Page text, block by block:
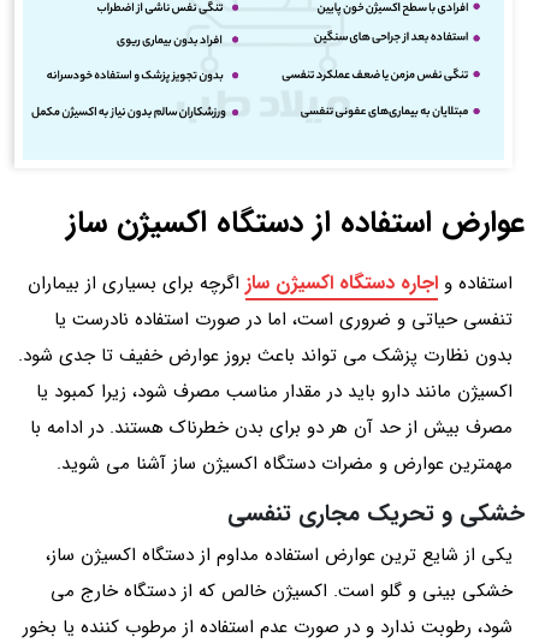
عوارض استفاده از دستگاه اکسیژن‌ ساز
استفاده و اجاره دستگاه اکسیژن‌ ساز اگرچه برای بسیاری از بیماران
تنفسی حیاتی و ضروری است، اما در صورت استفاده نادرست یا
بدون نظارت پزشک می‌ تواند باعث بروز عوارض خفیف تا جدی شود.
اکسیژن مانند دارو باید در مقدار مناسب مصرف شود، زیرا کمبود یا
مصرف بیش از حد آن هر دو برای بدن خطرناک هستند. در ادامه با
مهمترین عوارض و مضرات دستگاه اکسیژن ساز آشنا می شوید.
خشکی و تحریک مجاری تنفسی
یکی از شایع ترین عوارض استفاده مداوم از دستگاه اکسیژن‌ ساز،
خشکی بینی و گلو است. اکسیژن خالص که از دستگاه خارج می‌
شود، رطوبت ندارد و در صورت عدم استفاده از مرطوب‌ کننده یا بخور